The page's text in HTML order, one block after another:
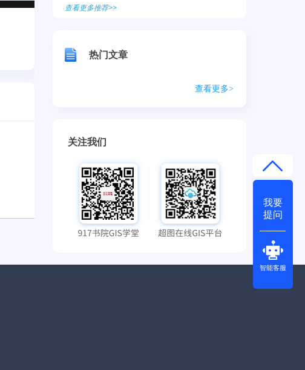
我要
提问
智能客服
查看更多推荐>>
热门文章
查看更多>
关注我们